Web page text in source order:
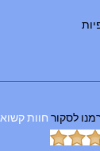
לסקור חוות